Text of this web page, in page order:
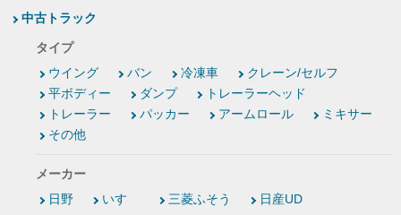
中古トラック
タイプ
ウイング
バン 冷凍車
クレーン/セルフ
平ボディー
ダンプ
トレーラーヘッド
トレーラー
パッカー アームロール
ミキサー
その他
メーカー
日野
いすゞ 三菱ふそう 日産UD